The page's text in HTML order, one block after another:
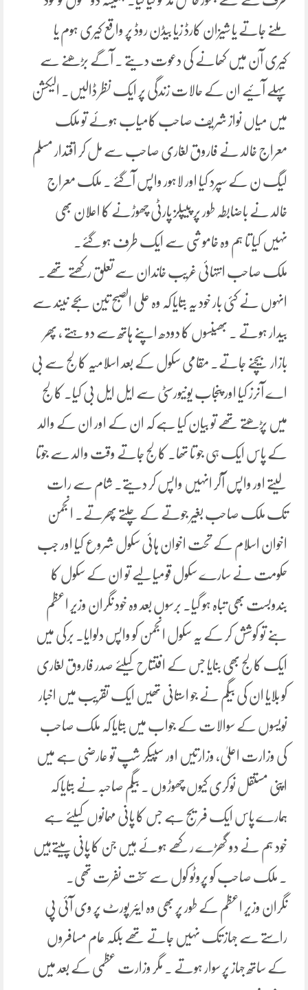
ملنے جاتے یا شیزان کارڈ زیا بیڈن روڈ پر واقع کیری ہوم یا
کیری آن میں کھانے کی دعوت دیتے ۔ آگے بڑھنے سے
پہلے آئیے ان کے حالات زندگی پر ایک نظر ڈالیں۔ الیکشن
میں میاں نواز شریف صاحب کامیاب ہوئے تو ملک
معراج خالد نے فاروق لغاری صاحب سے مل کر اقتدار مسلم
لیگ ن کے سپرد کیا اور لاہور واپس آگئے ۔ ملک معراج
خالد نے باضابطہ طور پر پیپلز پارٹی چھوڑنے کا اعلان بھی
نہیں کیا تا ہم وہ خاموشی سے ایک طرف ہو گئے۔
ملک صاحب انتہائی غریب خاندان سے تعلق رکھتے تھے۔
انہوں نے کئی بار خود یہ بتایا کہ وہ علی الصبح تین بجے نیند سے
بیدار ہوتے ۔ بھینسوں کا دودھ اپنے ہاتھ سے دو ہتے ، پھر
بازار بیچنے جاتے۔ مقامی سکول کے بعد اسلامیہ کالج سے بی
اے آنرز کیا اور پنجاب یونیورسٹی سے ایل ایل بی کیا۔ کالج
میں پڑھتے تھے تو بیان کیا ہے کہ ان کے اور ان کے والد
کے پاس ایک ہی جو تا تھا۔ کالج جاتے وقت والد سے جوتا
لیتے اور واپس آکر انہیں واپس کر دیتے۔ شام سے رات
تک ملک صاحب بغیر جوتے کے چلتے پھرتے۔ انجمن
اخوان اسلام کے تحت اخوان ہائی سکول شروع کیا اور جب
حکومت نے سارے سکول قومیا لیے تو ان کے سکول کا
بندوبست بھی تباہ ہو گیا۔ برسوں بعد وہ خود نگران وزیر اعظم
بنے تو کوشش کر کے یہ سکول انجمن کو واپس دلوایا۔ برکی میں
ایک کالج بھی بنایا جس کے افتتاح کیلئے صدر فاروق لغاری
کو بلایا ان کی بیگم نے جو استانی تھیں ایک تقریب میں اخبار
نویسوں کے سوالات کے جواب میں بتایا کہ ملک صاحب
کی وزارت اعلیٰ، وزارتیں اور سپیکر شپ تو عارضی ہے میں
اپنی مستقل نوکری کیوں چھوڑوں ۔ بیگم صاحبہ نے بتایا کہ
ہمارے پاس ایک فریج ہے جس کا پانی مہمانوں کیلئے ہے
خود ہم نے دو گھڑے رکھے ہوئے ہیں جن کا پانی پیتےہیں
۔ ملک صاحب کو پروٹو کول سے سخت نفرت تھی۔
نگران وزیر اعظم کے طور پر بھی وہ ایئر پورٹ پر وی آئی پی
راستے سے جہاز تک نہیں جاتے تھے بلکہ عام مسافروں
کے ساتھ جہاز پر سوار ہوتے ۔ مگر وزارت عظمی کے بعد میں